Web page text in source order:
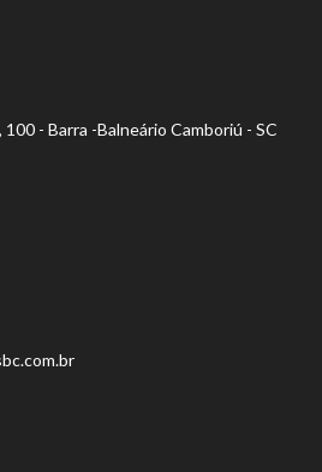
- Barra -Balneário Camboriú - SC